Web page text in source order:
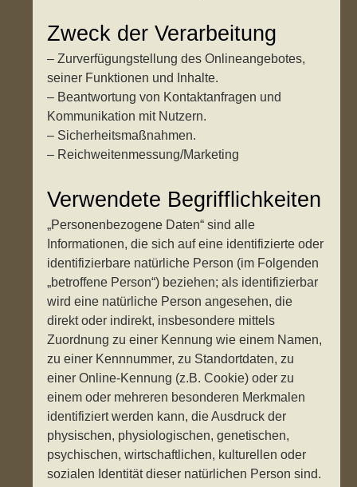
Zweck der Verarbeitung
– Zurverfügungstellung des Onlineangebotes,
seiner Funktionen und Inhalte.
– Beantwortung von Kontaktanfragen und
Kommunikation mit Nutzern.
– Sicherheitsmaßnahmen.
– Reichweitenmessung/Marketing
Verwendete Begrifflichkeiten
„Personenbezogene Daten“ sind alle
Informationen, die sich auf eine identifizierte oder
identifizierbare natürliche Person (im Folgenden
„betroffene Person“) beziehen; als identifizierbar
wird eine natürliche Person angesehen, die
direkt oder indirekt, insbesondere mittels
Zuordnung zu einer Kennung wie einem Namen,
zu einer Kennnummer, zu Standortdaten, zu
einer Online-Kennung (z.B. Cookie) oder zu
einem oder mehreren besonderen Merkmalen
identifiziert werden kann, die Ausdruck der
physischen, physiologischen, genetischen,
psychischen, wirtschaftlichen, kulturellen oder
sozialen Identität dieser natürlichen Person sind.